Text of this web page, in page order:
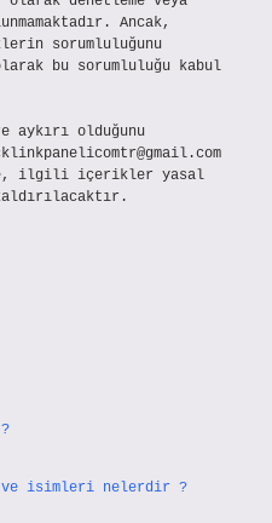
Ancak,
sorumluluğunu
bu sorumluluğu kabul
aykırı olduğunu
ilgili içerikler yasal
isimleri nelerdir ?